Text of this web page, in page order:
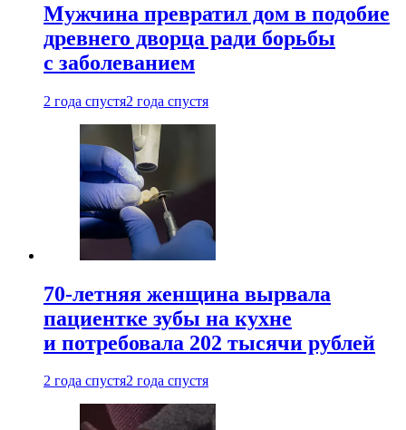
Мужчина превратил дом в подобие
древнего дворца ради борьбы
с заболеванием
2 года спустя2 года спустя
70-летняя женщина вырвала
пациентке зубы на кухне
и потребовала 202 тысячи рублей
2 года спустя2 года спустя